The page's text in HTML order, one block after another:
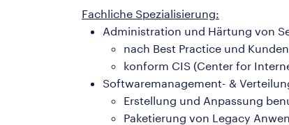
Fachliche Spezialisierung:
Administration und Härtung von
nach Best Practice und
konform CIS (Center for
Softwaremanagement- &
Erstellung und Anpassung
Paketierung von Legacy